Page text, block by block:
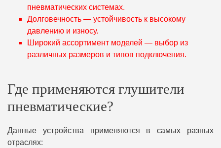
пневматических системах.
Долговечность — устойчивость к высокому
давлению и износу.
Широкий ассортимент моделей — выбор из
различных размеров и типов подключения.
Где применяются глушители
пневматические?
Данные устройства применяются в самых разных
отраслях: